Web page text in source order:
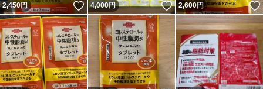
2,450円 いいね！
4,000円 いいね！
2,600円